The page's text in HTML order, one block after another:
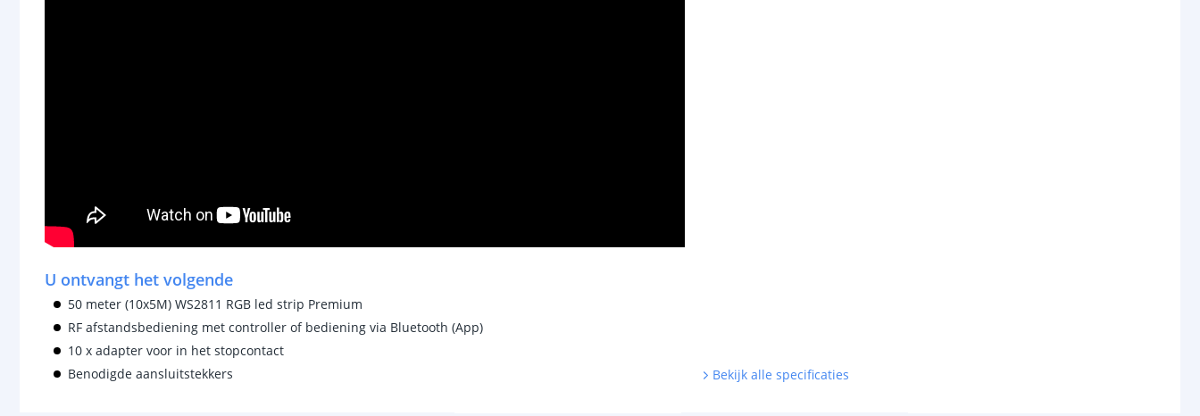
U ontvangt het volgende
50 meter (10x5M) WS2811 RGB led strip Premium
RF afstandsbediening met controller of bediening via Bluetooth (App)
10 x adapter voor in het stopcontact
Benodigde aansluitstekkers
Bekijk alle specificaties